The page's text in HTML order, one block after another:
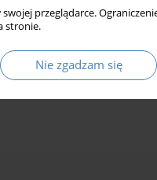
przeglądarce.
stronie.
Nie zgadzam się
ochrony